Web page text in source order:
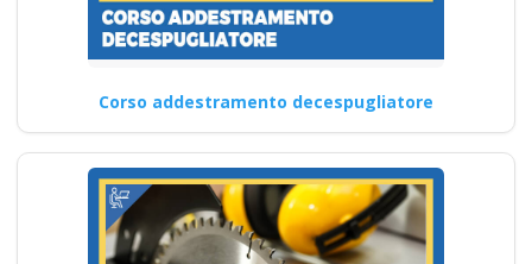
Corso addestramento decespugliatore